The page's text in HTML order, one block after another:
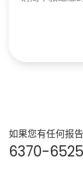
如果您有任何报
6370-6525